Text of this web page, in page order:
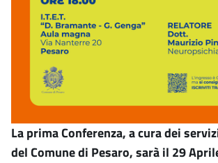
La prima Conferenza, a cura dei
del Comune di Pesaro, sarà il 29